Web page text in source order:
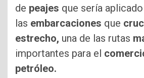
de peajes que sería
las embarcaciones que
estrecho, una de las rutas
importantes para el
petróleo.